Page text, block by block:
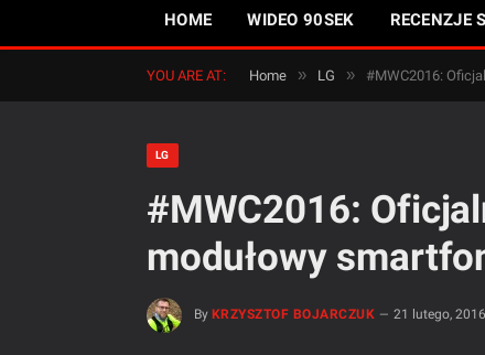
HOME WIDEO 90SEK RECENZJE
YOU ARE AT: Home » LG » #MWC2016:
LG
#MWC2016:
modułowy
By KRZYSZTOF BOJARCZUK 21 lutego, 2016